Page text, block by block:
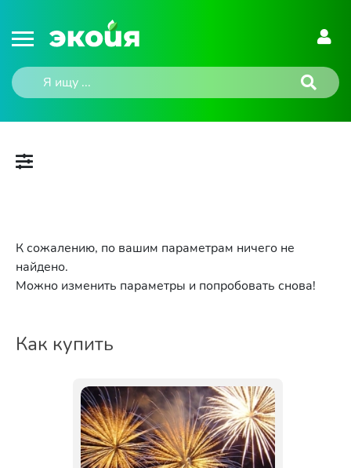
К сожалению, по вашим параметрам ничего не
найдено.
Можно изменить параметры и попробовать снова!
Как купить